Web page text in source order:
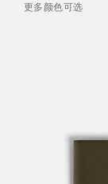
更多颜色可选